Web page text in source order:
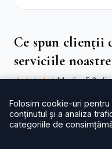
Albi Crizanteme
Ce spun clienții
serviciile noastre
★★★★★Media: 5.0
Stancea C.★★★★★
Multumesc pentru
Folosim cookie-uri pentru
conținutul și a analiza
categoriile de